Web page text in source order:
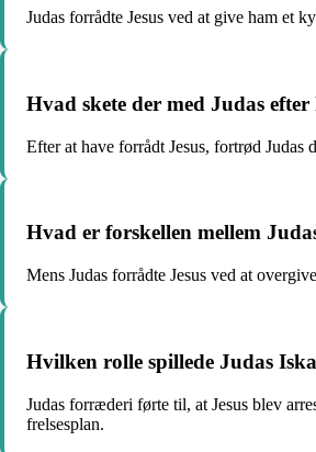
Judas forrådte Jesus ved at give ham et
Hvad skete der med Judas
Efter at have forrådt Jesus, fortrød
Hvad er forskellen mellem
Mens Judas forrådte Jesus ved at
Hvilken rolle spillede Judas
Judas forræderi førte til, at Jesus blev
frelsesplan.